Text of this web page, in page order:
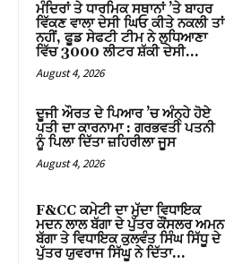
ਮੰਦਿਰਾਂ ਤੇ ਧਾਰਮਿਕ ਸਥਾਨਾਂ ’ਤੇ ਬਾਹਰ
ਵਿੱਕਣ ਵਾਲਾ ਦੇਸੀ ਘਿਓ ਕੀਤੇ ਨਕਲੀ ਤਾਂ
ਨਹੀਂ, ਫੂਡ ਸੇਫਟੀ ਟੀਮ ਨੇ ਲੁਧਿਆਣਾ
ਵਿੱਚ 3000 ਲੀਟਰ ਸ਼ੱਕੀ ਦੇਸੀ...
August 4, 2026
ਦੂਜੀ ਔਰਤ ਦੇ ਪਿਆਰ ’ਚ ਅੰਨ੍ਹੇ ਹੋਏ
ਪਤੀ ਦਾ ਕਾਰਨਾਮਾ : ਗਰਭਵਤੀ ਪਤਨੀ
ਨੂੰ ਪਿਲਾ ਦਿੱਤਾ ਜ਼ਹਿਰੀਲਾ ਜੂਸ
August 4, 2026
F&CC ਕਮੇਟੀ ਦਾ ਮੁੱਦਾ ਵਿਧਾਇਕ
ਮਦਨ ਲਾਲ ਬੱਗਾ ਦੇ ਪੁੱਤਰ ਕੌਂਸਲਰ ਅਮਨ
ਬੱਗਾ ਤੇ ਵਿਧਾਇਕ ਕੁਲਵੰਤ ਸਿੰਘ ਸਿੱਧੂ ਦੇ
ਪੁੱਤਰ ਯੁਵਰਾਜ ਸਿੱਘੂ ਨੇ ਦਿੱਤਾ...